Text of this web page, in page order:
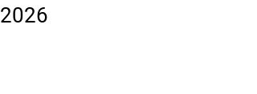
2026